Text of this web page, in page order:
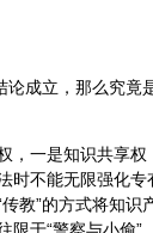
成立，那么究竟
一是知识共享权
时不能无限强化专
传教”的方式将知